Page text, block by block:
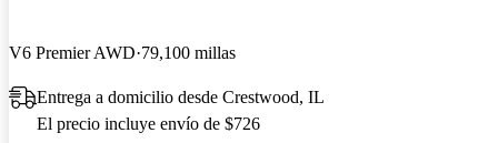
V6 Premier AWD 79,100 millas
Entrega a domicilio desde Crestwood, IL
El precio incluye envío de $726